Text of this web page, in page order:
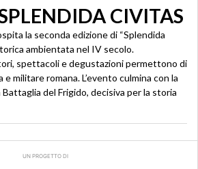
CIVITAS
la seconda edizione di “Splendida
ambientata nel IV secolo.
spettacoli e degustazioni permettono di
militare romana. L’evento culmina con la
del Frigido, decisiva per la storia
UN PROGETTO DI